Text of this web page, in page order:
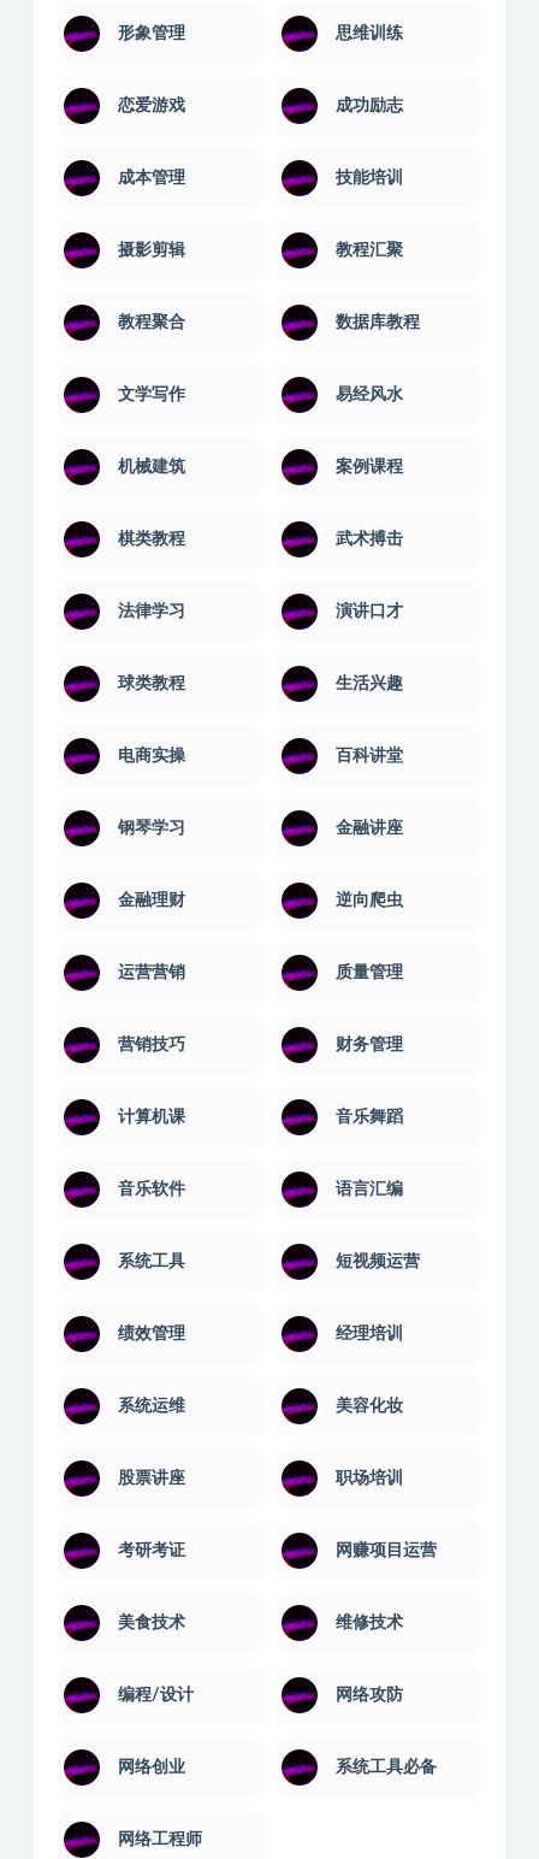
形象管理 思维训练
恋爱游戏 成功励志
成本管理 技能培训
摄影剪辑 教程汇聚
教程聚合 数据库教程
文学写作 易经风水
机械建筑 案例课程
棋类教程 武术搏击
法律学习 演讲口才
球类教程 生活兴趣
电商实操 百科讲堂
钢琴学习 金融讲座
金融理财 逆向爬虫
运营营销 质量管理
营销技巧 财务管理
计算机课 音乐舞蹈
音乐软件 语言汇编
系统工具 短视频运营
绩效管理 经理培训
系统运维 美容化妆
股票讲座 职场培训
考研考证 网赚项目运营
美食技术 维修技术
编程/设计 网络攻防
网络创业 系统工具必备
网络工程师